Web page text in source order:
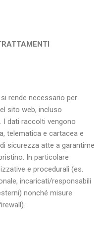
rende necessario per
sito web, incluso
I dati raccolti vengono
telematica e cartacea e
sicurezza atte a garantirne
In particolare
e procedurali (es.
incaricati/responsabili
nonché misure